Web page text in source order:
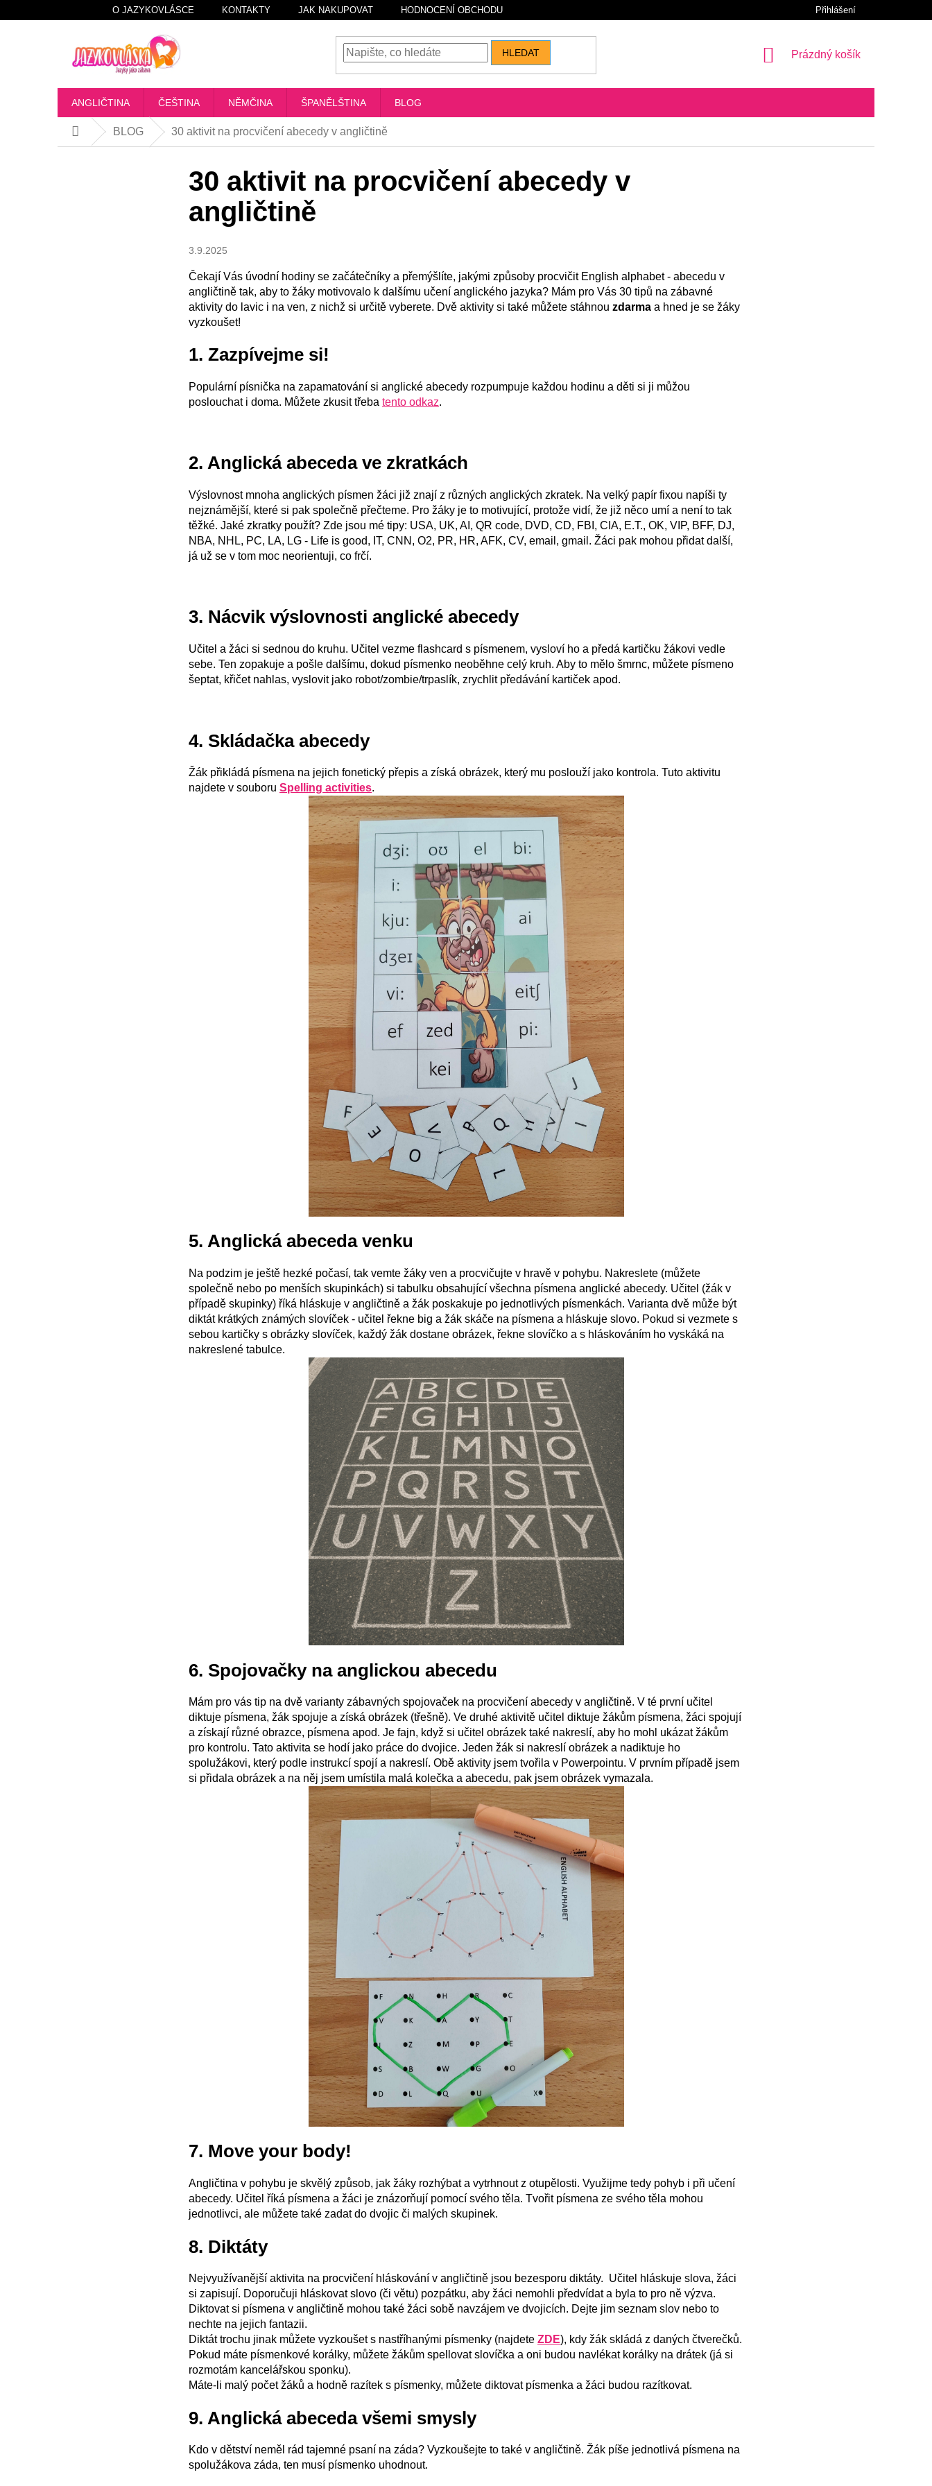
na
O JAZYKOVLÁSCE KONTAKTY JAK NAKUPOVAT HODNOCENÍ OBCHODU Přihlášení
HLEDAT
NÁKUPNÍ
Prázdný košík
ANGLIČTINA ČEŠTINA NĚMČINA ŠPANĚLŠTINA BLOG
Domů BLOG 30 aktivit na procvičení abecedy v angličtině
30 aktivit na procvičení abecedy v
angličtině
3.9.2025
Čekají Vás úvodní hodiny se začátečníky a přemýšlíte, jakými způsoby procvičit English alphabet - abecedu v
angličtině tak, aby to žáky motivovalo k dalšímu učení anglického jazyka? Mám pro Vás 30 tipů na zábavné
aktivity do lavic i na ven, z nichž si určitě vyberete. Dvě aktivity si také můžete stáhnou zdarma a hned je se žáky
vyzkoušet!
1. Zazpívejme si!
Populární písnička na zapamatování si anglické abecedy rozpumpuje každou hodinu a děti si ji můžou
poslouchat i doma. Můžete zkusit třeba tento odkaz.
2. Anglická abeceda ve zkratkách
Výslovnost mnoha anglických písmen žáci již znají z různých anglických zkratek. Na velký papír fixou napíši ty
nejznámější, které si pak společně přečteme. Pro žáky je to motivující, protože vidí, že již něco umí a není to tak
těžké. Jaké zkratky použít? Zde jsou mé tipy: USA, UK, AI, QR code, DVD, CD, FBI, CIA, E.T., OK, VIP, BFF, DJ,
NBA, NHL, PC, LA, LG - Life is good, IT, CNN, O2, PR, HR, AFK, CV, email, gmail. Žáci pak mohou přidat další,
já už se v tom moc neorientuji, co frčí.
3. Nácvik výslovnosti anglické abecedy
Učitel a žáci si sednou do kruhu. Učitel vezme flashcard s písmenem, vysloví ho a předá kartičku žákovi vedle
sebe. Ten zopakuje a pošle dalšímu, dokud písmenko neoběhne celý kruh. Aby to mělo šmrnc, můžete písmeno
šeptat, křičet nahlas, vyslovit jako robot/zombie/trpaslík, zrychlit předávání kartiček apod.
4. Skládačka abecedy
Žák přikládá písmena na jejich fonetický přepis a získá obrázek, který mu poslouží jako kontrola. Tuto aktivitu
najdete v souboru Spelling activities.
5. Anglická abeceda venku
Na podzim je ještě hezké počasí, tak vemte žáky ven a procvičujte v hravě v pohybu. Nakreslete (můžete
společně nebo po menších skupinkách) si tabulku obsahující všechna písmena anglické abecedy. Učitel (žák v
případě skupinky) říká hláskuje v angličtině a žák poskakuje po jednotlivých písmenkách. Varianta dvě může být
diktát krátkých známých slovíček - učitel řekne big a žák skáče na písmena a hláskuje slovo. Pokud si vezmete s
sebou kartičky s obrázky slovíček, každý žák dostane obrázek, řekne slovíčko a s hláskováním ho vyskáká na
nakreslené tabulce.
6. Spojovačky na anglickou abecedu
Mám pro vás tip na dvě varianty zábavných spojovaček na procvičení abecedy v angličtině. V té první učitel
diktuje písmena, žák spojuje a získá obrázek (třešně). Ve druhé aktivitě učitel diktuje žákům písmena, žáci spojují
a získají různé obrazce, písmena apod. Je fajn, když si učitel obrázek také nakreslí, aby ho mohl ukázat žákům
pro kontrolu. Tato aktivita se hodí jako práce do dvojice. Jeden žák si nakreslí obrázek a nadiktuje ho
spolužákovi, který podle instrukcí spojí a nakreslí. Obě aktivity jsem tvořila v Powerpointu. V prvním případě jsem
si přidala obrázek a na něj jsem umístila malá kolečka a abecedu, pak jsem obrázek vymazala.
7. Move your body!
Angličtina v pohybu je skvělý způsob, jak žáky rozhýbat a vytrhnout z otupělosti. Využijme tedy pohyb i při učení
abecedy. Učitel říká písmena a žáci je znázorňují pomocí svého těla. Tvořit písmena ze svého těla mohou
jednotlivci, ale můžete také zadat do dvojic či malých skupinek.
8. Diktáty
Nejvyužívanější aktivita na procvičení hláskování v angličtině jsou bezesporu diktáty. Učitel hláskuje slova, žáci
si zapisují. Doporučuji hláskovat slovo (či větu) pozpátku, aby žáci nemohli předvídat a byla to pro ně výzva.
Diktovat si písmena v angličtině mohou také žáci sobě navzájem ve dvojicích. Dejte jim seznam slov nebo to
nechte na jejich fantazii.
Diktát trochu jinak můžete vyzkoušet s nastříhanými písmenky (najdete ZDE), kdy žák skládá z daných čtverečků.
Pokud máte písmenkové korálky, můžete žákům spellovat slovíčka a oni budou navlékat korálky na drátek (já si
rozmotám kancelářskou sponku).
Máte-li malý počet žáků a hodně razítek s písmenky, můžete diktovat písmenka a žáci budou razítkovat.
9. Anglická abeceda všemi smysly
Kdo v dětství neměl rád tajemné psaní na záda? Vyzkoušejte to také v angličtině. Žák píše jednotlivá písmena na
spolužákova záda, ten musí písmenko uhodnout.